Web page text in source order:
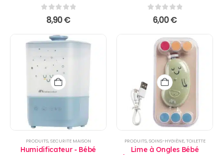
sur 5
8,90€ sur 5
6,00€
PRODUITS,SECURITE MAISON
Humidificateur - Bébé
PRODUITS,SOINS-HYGIÈNE,TOILETTE
Lime à Ongles Bébé